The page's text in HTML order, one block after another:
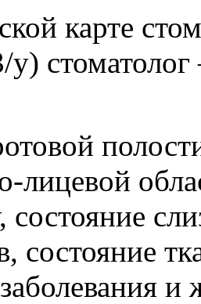
карте
лицевой
состояние
состояние
и